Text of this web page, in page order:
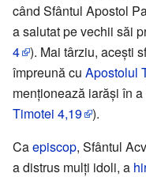
când Sfântul Apostol
a salutat pe vechii săi
4 ). Mai târziu, acești
împreună cu Apostolul
menționează iarăși în
Timotei 4,19 ).
Caepiscop, Sfântul
a distrus mulți idoli, a